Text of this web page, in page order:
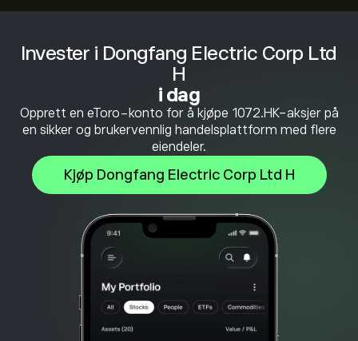
Invester i Dongfang Electric Corp Ltd
H
i dag
Opprett en eToro-konto for å kjøpe 1072.HK-aksjer på
en sikker og brukervennlig handelsplattform med flere
eiendeler.
Kjøp Dongfang Electric Corp Ltd H